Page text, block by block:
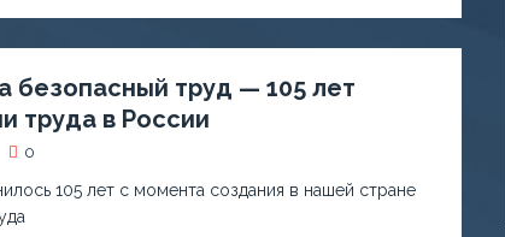
безопасный труд — 105 лет
труда в России
0
105 лет с момента создания в нашей стране